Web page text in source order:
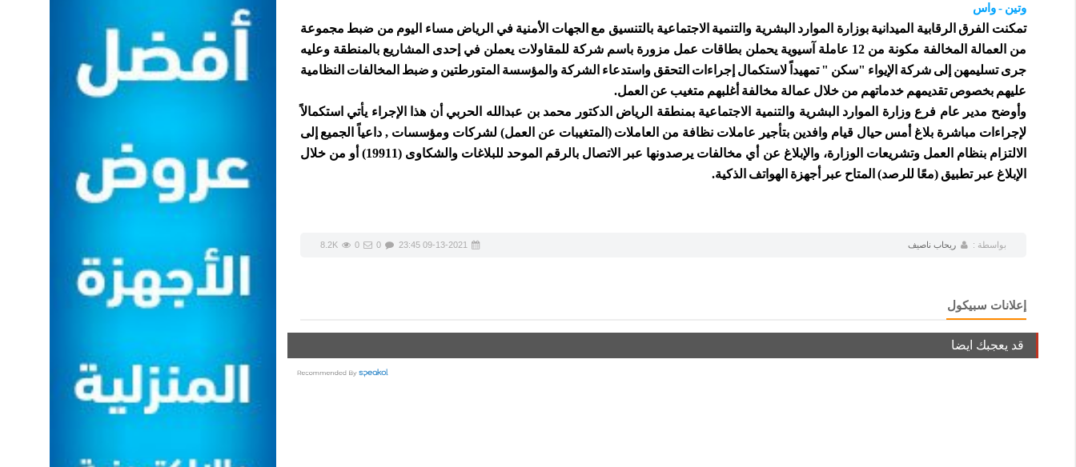
وتين - واس
تمكنت الفرق الرقابية الميدانية بوزارة الموارد البشرية والتنمية الاجتماعية بالتنسيق مع الجهات الأمنية في الرياض مساء اليوم من ضبط مجموعة
من العمالة المخالفة مكونة من 12 عاملة آسيوية يحملن بطاقات عمل مزورة باسم شركة للمقاولات يعملن في إحدى المشاريع بالمنطقة وعليه
جرى تسليمهن إلى شركة الإيواء "سكن " تمهيداً لاستكمال إجراءات التحقق واستدعاء الشركة والمؤسسة المتورطتين و ضبط المخالفات النظامية
عليهم بخصوص تقديمهم خدماتهم من خلال عمالة مخالفة أغلبهم متغيب عن العمل.
وأوضح مدير عام فرع وزارة الموارد البشرية والتنمية الاجتماعية بمنطقة الرياض الدكتور محمد بن عبدالله الحربي أن هذا الإجراء يأتي استكمالاً
لإجراءات مباشرة بلاغ أمس حيال قيام وافدين بتأجير عاملات نظافة من العاملات (المتغيبات عن العمل) لشركات ومؤسسات , داعياً الجميع إلى
الالتزام بنظام العمل وتشريعات الوزارة، والإبلاغ عن أي مخالفات يرصدونها عبر الاتصال بالرقم الموحد للبلاغات والشكاوى (19911) أو من خلال
الإبلاغ عبر تطبيق (معًا للرصد) المتاح عبر أجهزة الهواتف الذكية.
بواسطة : ريحاب ناصيف 0
8.2K
إعلانات سبيكول
قد يعجبك ايضا